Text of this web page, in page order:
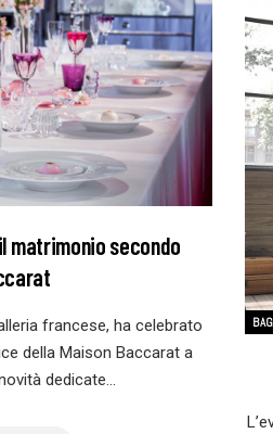
matrimonio secondo
francese, ha celebrato
della Maison Baccarat a
dedicate…